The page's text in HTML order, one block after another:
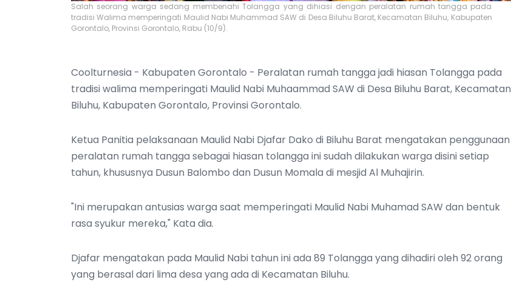
Salah seorang warga sedang membenahi Tolangga yang dihiasi dengan peralatan rumah tangga pada
tradisi Walima memperingati Maulid Nabi Muhammad SAW di Desa Biluhu Barat, Kecamatan Biluhu, Kabupaten
Gorontalo, Provinsi Gorontalo, Rabu (10/9).
Coolturnesia - Kabupaten Gorontalo - Peralatan rumah tangga jadi hiasan Tolangga pada
tradisi walima memperingati Maulid Nabi Muhaammad SAW di Desa Biluhu Barat, Kecamatan
Biluhu, Kabupaten Gorontalo, Provinsi Gorontalo.
Ketua Panitia pelaksanaan Maulid Nabi Djafar Dako di Biluhu Barat mengatakan penggunaan
peralatan rumah tangga sebagai hiasan tolangga ini sudah dilakukan warga disini setiap
tahun, khususnya Dusun Balombo dan Dusun Momala di mesjid Al Muhajirin.
"Ini merupakan antusias warga saat memperingati Maulid Nabi Muhamad SAW dan bentuk
rasa syukur mereka," Kata dia.
Djafar mengatakan pada Maulid Nabi tahun ini ada 89 Tolangga yang dihadiri oleh 92 orang
yang berasal dari lima desa yang ada di Kecamatan Biluhu.